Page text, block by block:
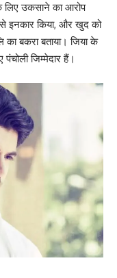
लिए उकसाने का आरोप
से इनकार किया, और खुद को
बकरा बताया। जिया के
जिम्मेदार हैं।